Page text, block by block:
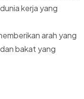
kerja yang
arah yang
bakat yang